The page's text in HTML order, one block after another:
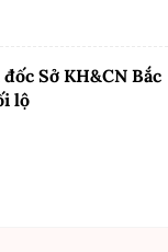
Sở KH&CN Bắc
lộ